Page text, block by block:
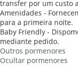
transfer por um custo
Amenidades -
para a primeira noite.
Baby Friendly -
mediante pedido.
Outros pormenores
Ocultar pormenores